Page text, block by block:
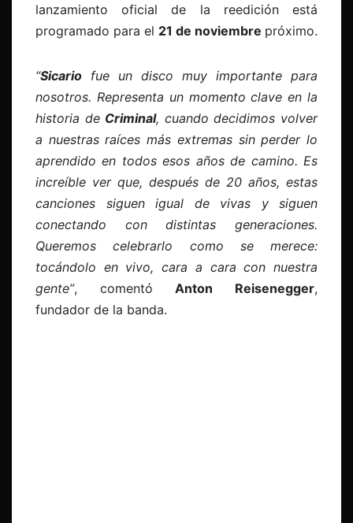
lanzamiento oficial de la reedición está
programado para el 21 de noviembre próximo.
“Sicario fue un disco muy importante para
nosotros. Representa un momento clave en la
historia de Criminal, cuando decidimos volver
a nuestras raíces más extremas sin perder lo
aprendido en todos esos años de camino. Es
increíble ver que, después de 20 años, estas
canciones siguen igual de vivas y siguen
conectando con distintas generaciones.
Queremos celebrarlo como se merece:
tocándolo en vivo, cara a cara con nuestra
gente”, comentó Anton Reisenegger,
fundador de la banda.